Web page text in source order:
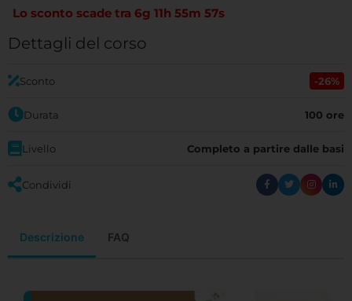
Lo sconto scade tra 6g 11h 55m 56s
Dettagli del corso
Sconto -26%
Durata 100 ore
Livello Completo a partire dalle basi
Condividi
Descrizione FAQ